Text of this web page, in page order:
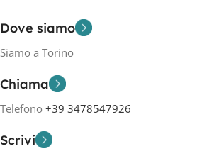
Dove siamo
Siamo a Torino
Chiama
Telefono +39 3478547926
Scrivi